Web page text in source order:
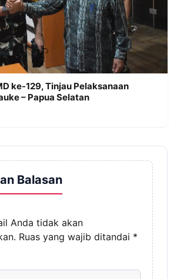
ke-129, Tinjau Pelaksanaan
– Papua Selatan
Balasan
Anda tidak akan
Ruas yang wajib ditandai *